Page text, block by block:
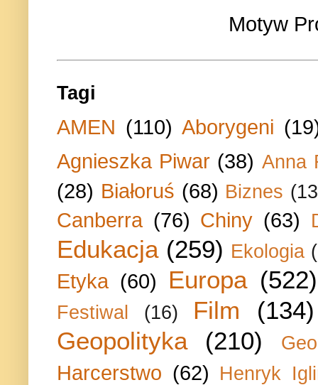
Motyw
Tagi
AMEN (110) Aborygeni
Agnieszka Piwar (38) Anna
(28) Białoruś (68) Biznes
Canberra (76) Chiny (63)
Edukacja (259) Ekologia
Etyka (60) Europa (522)
Festiwal (16) Film
(134)
Geopolityka
(210)
Harcerstwo (62) Henryk